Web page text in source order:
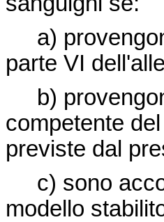
a)
parte VI
b)
competente
previste dal
c) sono
modello